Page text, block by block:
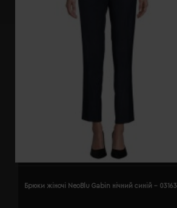
Брюки жіночі NeoBlu Gabin нічний синій -